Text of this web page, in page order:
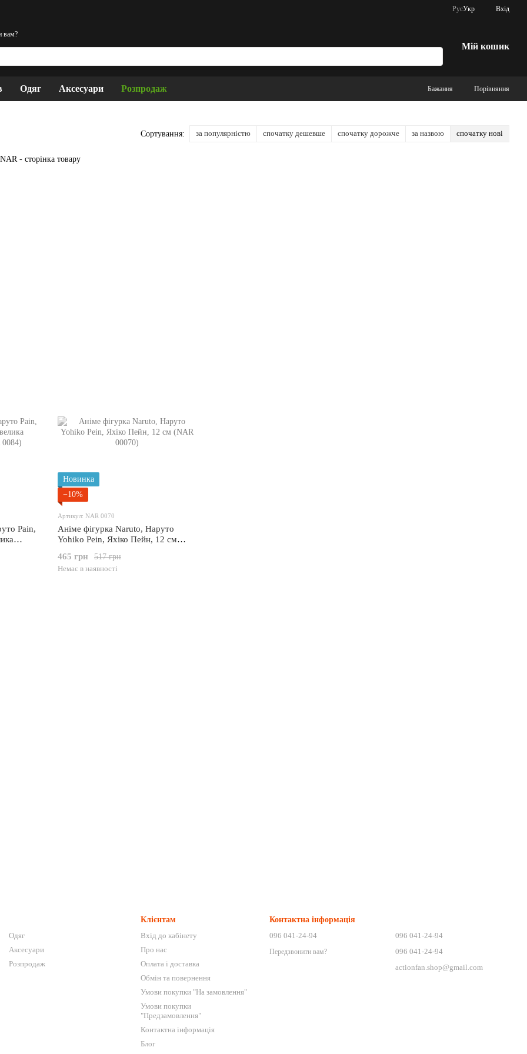
РусУкр Вхід
вам?
Мій кошик
Одяг Аксесуари Розпродаж Бажання Порівняння
Сортування: за популярністю спочатку дешевше спочатку дорожче за назвою спочатку нові
Pain,
Новинка
−10%
Артикул: NAR 0070
Аніме фігурка Naruto, Наруто
Yohiko Pein, Яхіко Пейн, 12 см
517 грн
465 грн
Немає в наявності
Одяг
Аксесуари
Розпродаж
Клієнтам
Вхід до кабінету
Про нас
Оплата і доставка
Обмін та повернення
Умови покупки "На замовлення"
Умови покупки
"Предзамовлення"
Контактна інформація
Блог
Контактна інформація
096 041-24-94
Передзвонити вам?
096 041-24-94
096 041-24-94
actionfan.shop@gmail.com